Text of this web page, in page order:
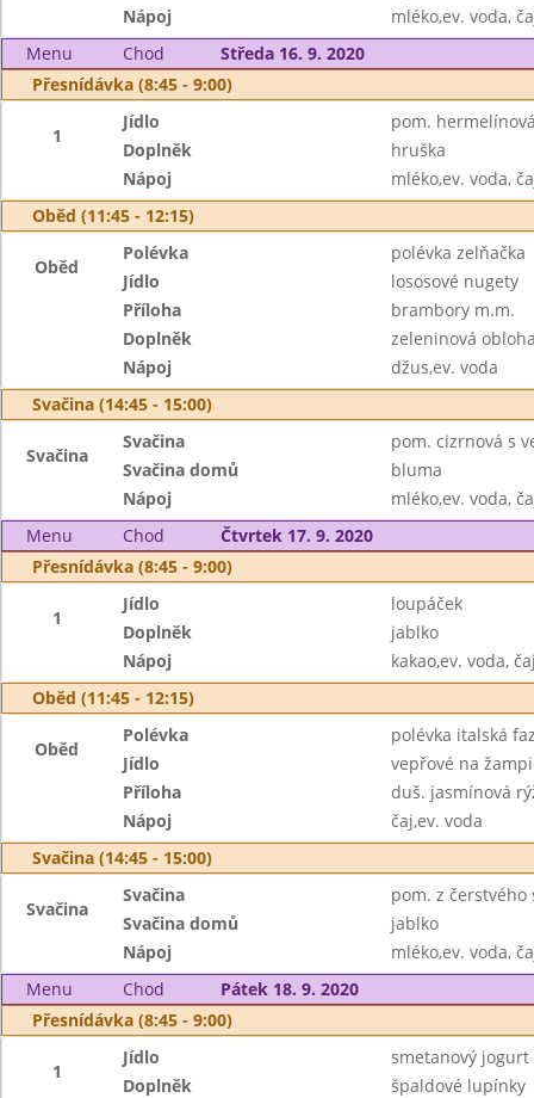
Nápoj
mléko,ev. voda,
Menu
Chod
Středa 16. 9. 2020
Přesnídávka (8:45 - 9:00)
1
Jídlo
pom.
Doplněk
hruška
Nápoj
mléko,ev. voda,
Oběd (11:45 - 12:15)
Oběd
Polévka
polévka zelňačka
Jídlo
lososové nugety
Příloha
brambory m.m.
Doplněk
zeleninová
Nápoj
džus,ev. voda
Svačina (14:45 - 15:00)
Svačina
Svačina
pom. cizrnová s
Svačina domů
bluma
Nápoj
mléko,ev. voda,
Menu
Chod
Čtvrtek 17. 9. 2020
Přesnídávka (8:45 - 9:00)
1
Jídlo
loupáček
Doplněk
jablko
Nápoj
kakao,ev. voda,
Oběd (11:45 - 12:15)
Oběd
Polévka
polévka italská
Jídlo
vepřové na
Příloha
duš. jasmínová
Nápoj
čaj,ev. voda
Svačina (14:45 - 15:00)
Svačina
Svačina
pom. z
Svačina domů
jablko
Nápoj
mléko,ev. voda,
Menu
Chod
Pátek 18. 9. 2020
Přesnídávka (8:45 - 9:00)
1
Jídlo
smetanový jogurt
Doplněk
špaldové lupínky